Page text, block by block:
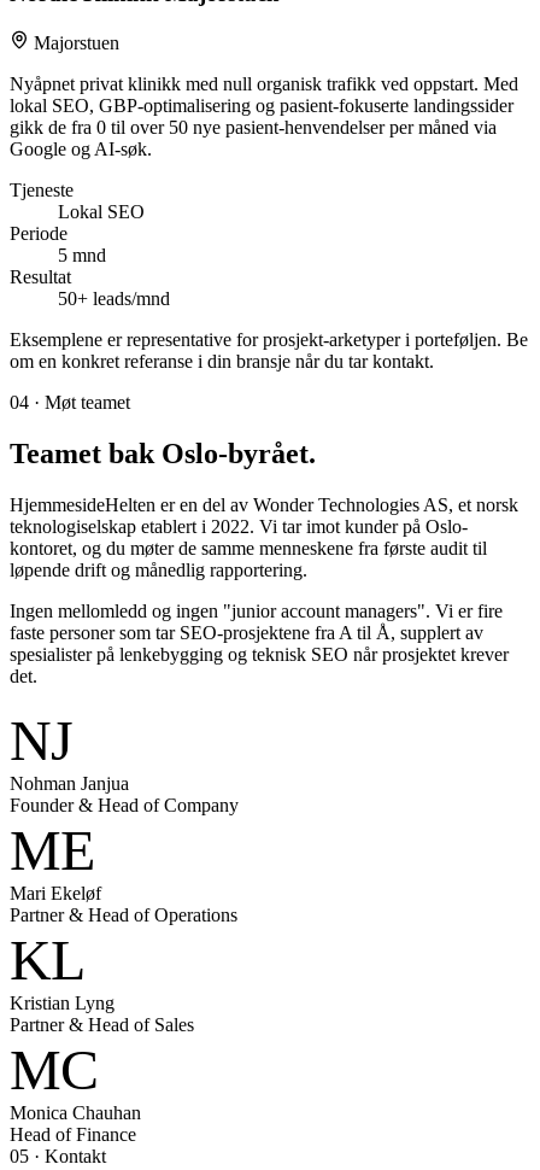
Majorstuen
Nyåpnet privat klinikk med null organisk trafikk ved oppstart. Med
lokal SEO, GBP-optimalisering og pasient-fokuserte landingssider
gikk de fra 0 til over 50 nye pasient-henvendelser per måned via
Google og AI-søk.
Tjeneste
Lokal SEO
Periode
5 mnd
Resultat
50+ leads/mnd
Eksemplene er representative for prosjekt-arketyper i porteføljen. Be
om en konkret referanse i din bransje når du tar kontakt.
04 · Møt teamet
Teamet bak Oslo-byrået.
HjemmesideHelten er en del av Wonder Technologies AS, et norsk
teknologiselskap etablert i 2022. Vi tar imot kunder på Oslo-
kontoret, og du møter de samme menneskene fra første audit til
løpende drift og månedlig rapportering.
Ingen mellomledd og ingen "junior account managers". Vi er fire
faste personer som tar SEO-prosjektene fra A til Å, supplert av
spesialister på lenkebygging og teknisk SEO når prosjektet krever
det.
NJ
Nohman Janjua
Founder & Head of Company
ME
Mari Ekeløf
Partner & Head of Operations
KL
Kristian Lyng
Partner & Head of Sales
MC
Monica Chauhan
Head of Finance
05 · Kontakt